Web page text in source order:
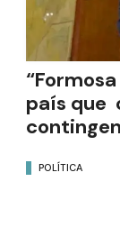
país que
POLÍTICA